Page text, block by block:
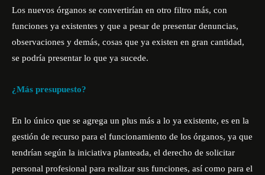
Los nuevos órganos se convertirían en otro filtro más, con
funciones ya existentes y que a pesar de presentar denuncias,
observaciones y demás, cosas que ya existen en gran cantidad,
se podría presentar lo que ya sucede.
¿Más presupuesto?
En lo único que se agrega un plus más a lo ya existente, es en la
gestión de recurso para el funcionamiento de los órganos, ya que
tendrían según la iniciativa planteada, el derecho de solicitar
personal profesional para realizar sus funciones, así como para el